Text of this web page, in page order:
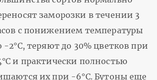
заморозки в течении 3
с понижением температуры
-2°С, теряют до 30% цветков при
и практически полностью
их при -6°С. Бутоны еще